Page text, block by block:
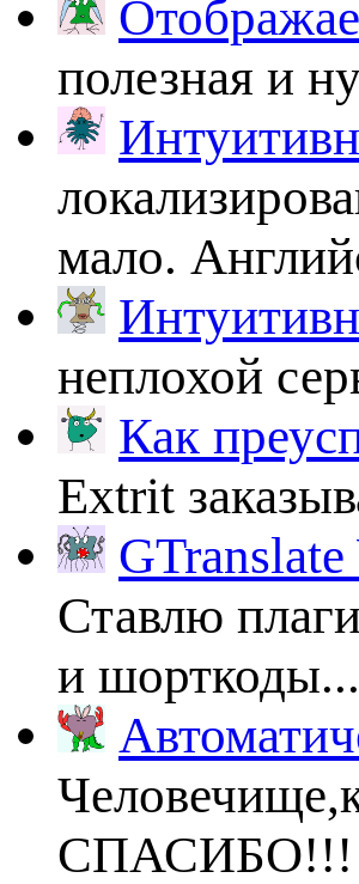
полезная и
мало.
неплохой
Как
Extrit
Ставлю
и
СПАСИБО!!!